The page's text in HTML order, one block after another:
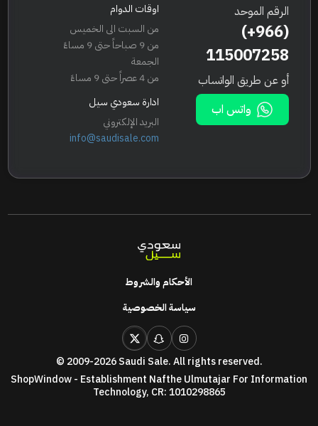
الرقم الموحد
(+966)
115007258
أو عن طريق الواتساب
واتس اب
اوقات الدوام
من السبت الى الخميس
من 9 صباحاً حتى 9 مساءً
الجمعة
من 4 عصراً حتى 9 مساءً
ادارة سعودي سيل
البريد الإلكتروني
info@saudisale.com
الأحكام والشروط
سياسة الخصوصية
© 2009-2026 Saudi Sale. All rights reserved.
ShopWindow - Establishment Nafthe Ulmutajar For Information
Technology, CR: 1010298865